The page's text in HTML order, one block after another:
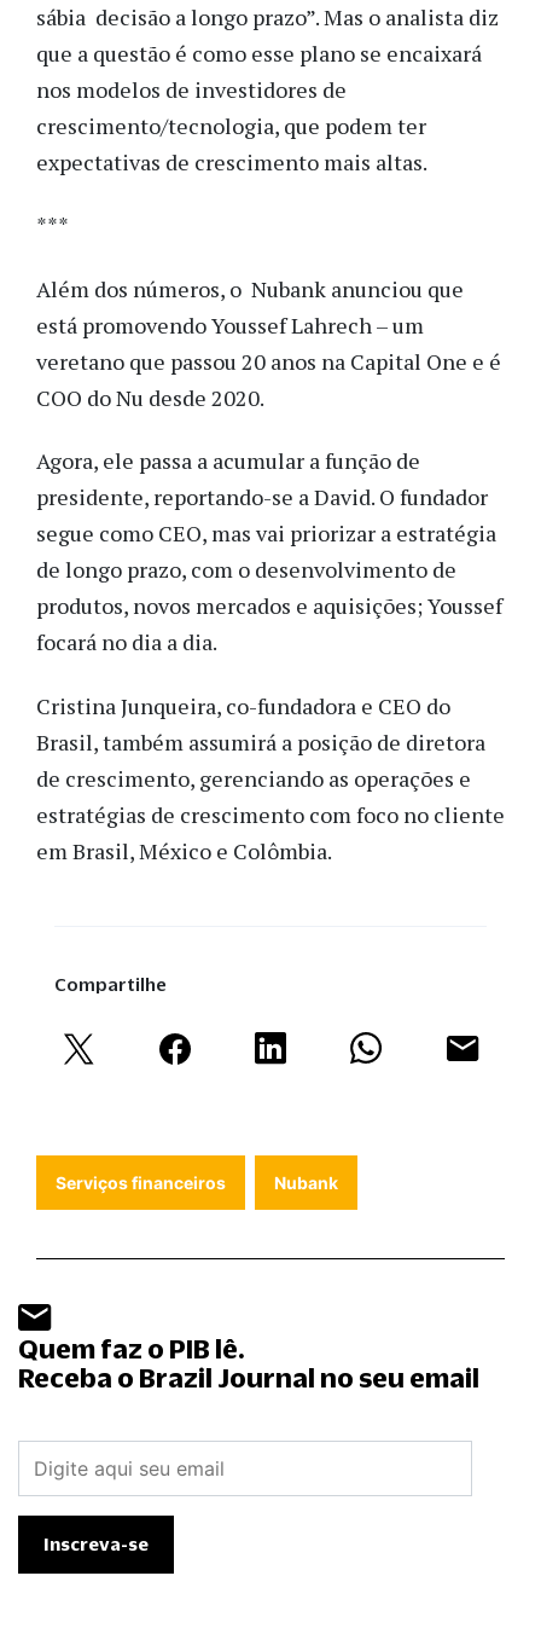
sábia decisão a longo prazo”. Mas o analista diz
que a questão é como esse plano se encaixará
nos modelos de investidores de
crescimento/tecnologia, que podem ter
expectativas de crescimento mais altas.
***
Além dos números, o Nubank anunciou que
está promovendo Youssef Lahrech – um
veretano que passou 20 anos na Capital One e é
COO do Nu desde 2020.
Agora, ele passa a acumular a função de
presidente, reportando-se a David. O fundador
segue como CEO, mas vai priorizar a estratégia
de longo prazo, com o desenvolvimento de
produtos, novos mercados e aquisições; Youssef
focará no dia a dia.
Cristina Junqueira, co-fundadora e CEO do
Brasil, também assumirá a posição de diretora
de crescimento, gerenciando as operações e
estratégias de crescimento com foco no cliente
em Brasil, México e Colômbia.
Compartilhe
Serviços financeiros Nubank
Quem faz o PIB lê.
Receba o Brazil Journal no seu email